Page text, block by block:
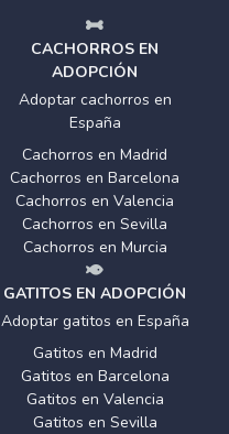
CACHORROS EN
ADOPCIÓN
Adoptar cachorros en
España
Cachorros en Madrid
Cachorros en Barcelona
Cachorros en Valencia
Cachorros en Sevilla
Cachorros en Murcia
GATITOS EN ADOPCIÓN
Adoptar gatitos en España
Gatitos en Madrid
Gatitos en Barcelona
Gatitos en Valencia
Gatitos en Sevilla